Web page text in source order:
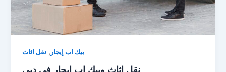
بيك اب إيجار , نقل اثاث
نقل اثاث وبيك اب ايجار في دبي